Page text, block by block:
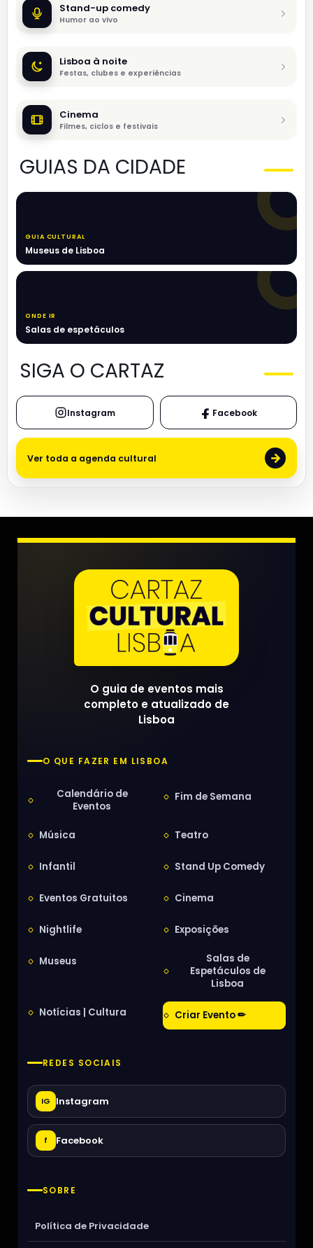
Stand-up comedy
Humor ao vivo
Lisboa à noite
Festas, clubes e experiências
Cinema
Filmes, ciclos e festivais
GUIAS DA CIDADE
GUIA CULTURAL
Museus de Lisboa
ONDE IR
Salas de espetáculos
SIGA O CARTAZ
Instagram Facebook
Ver toda a agenda cultural →
O guia de eventos mais
completo e atualizado de
Lisboa
O QUE FAZER EM LISBOA
Calendário de
Eventos
Fim de Semana
Música Teatro
Infantil Stand Up Comedy
Eventos Gratuitos Cinema
Nightlife Exposições
Museus
Salas de
Espetáculos de
Lisboa
Notícias | Cultura Criar Evento ✏
REDES SOCIAIS
IG Instagram
f Facebook
SOBRE
Política de Privacidade